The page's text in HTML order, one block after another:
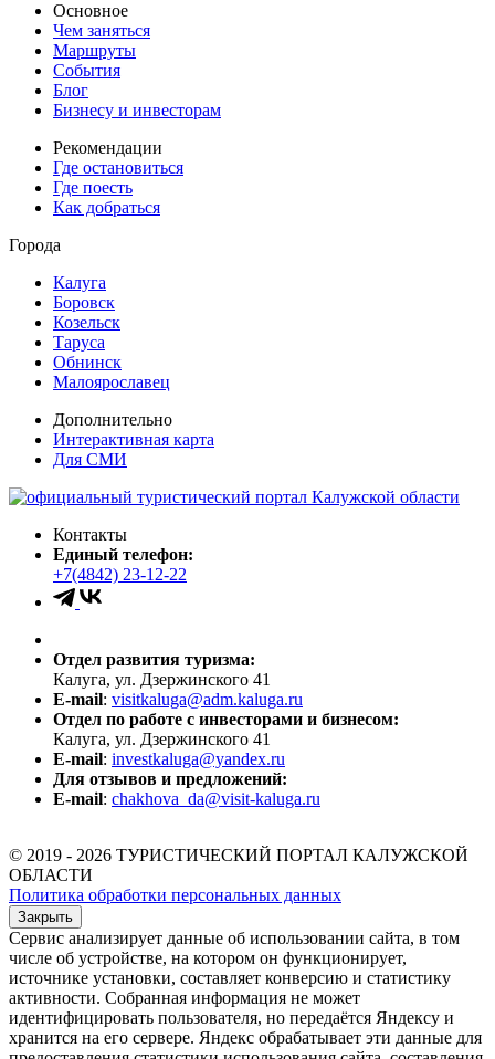
Основное
Чем заняться
Маршруты
События
Блог
Бизнесу и инвесторам
Рекомендации
Где остановиться
Где поесть
Как добраться
Города
Калуга
Боровск
Козельск
Таруса
Обнинск
Малоярославец
Дополнительно
Интерактивная карта
Для СМИ
Контакты
Единый телефон:
+7(4842) 23-12-22
Отдел развития туризма:
Калуга, ул. Дзержинского 41
E-mail: visitkaluga@adm.kaluga.ru
Отдел по работе с инвесторами и бизнесом:
Калуга, ул. Дзержинского 41
E-mail: investkaluga@yandex.ru
Для отзывов и предложений:
E-mail: chakhova_da@visit-kaluga.ru
© 2019 - 2026 ТУРИСТИЧЕСКИЙ ПОРТАЛ КАЛУЖСКОЙ
ОБЛАСТИ
Политика обработки персональных данных
Закрыть
Сервис анализирует данные об использовании сайта, в том
числе об устройстве, на котором он функционирует,
источнике установки, составляет конверсию и статистику
активности. Собранная информация не может
идентифицировать пользователя, но передаётся Яндексу и
хранится на его сервере. Яндекс обрабатывает эти данные для